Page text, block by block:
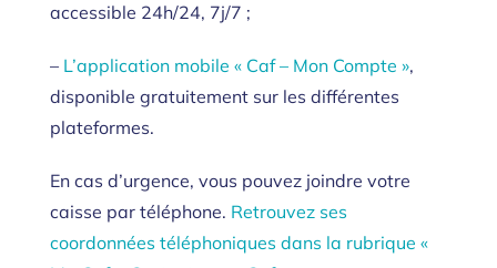
accessible 24h/24, 7j/7 ;
– L’application mobile « Caf – Mon Compte »,
disponible gratuitement sur les différentes
plateformes.
En cas d’urgence, vous pouvez joindre votre
caisse par téléphone. Retrouvez ses
coordonnées téléphoniques dans la rubrique «